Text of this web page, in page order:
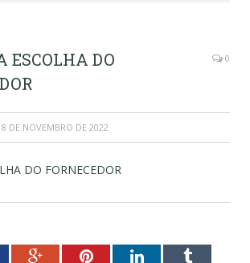
ESCOLHA DO
0
8 DE NOVEMBRO DE 2022
DO FORNECEDOR
Google+PinterestLinkedInTumblr